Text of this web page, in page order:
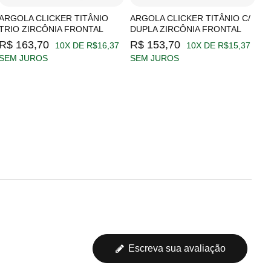
CLICKER TITÂNIO
ZIRCÔNIA FRONTAL
R$ 163,70
10X DE R$16,37
JUROS
ARGOLA CLICKER TITÂNIO C/
DUPLA ZIRCÔNIA FRONTAL
R$ 153,70
10X DE R$15,37
SEM JUROS
Escreva sua avaliação